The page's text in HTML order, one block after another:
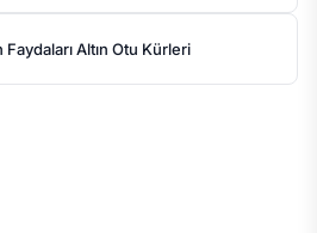
Faydaları Altın Otu Kürleri